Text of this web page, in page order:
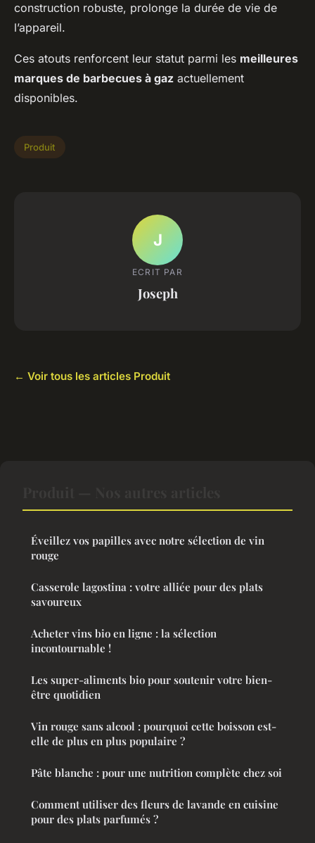
construction robuste, prolonge la durée de vie de
l’appareil.
Ces atouts renforcent leur statut parmi les meilleures
marques de barbecues à gaz actuellement
disponibles.
Produit
J
ECRIT PAR
Joseph
← Voir tous les articles Produit
Éveillez vos papilles avec notre sélection de vin
rouge
Casserole lagostina : votre alliée pour des plats
savoureux
Acheter vins bio en ligne : la sélection
incontournable !
Les super-aliments bio pour soutenir votre bien-
être quotidien
Vin rouge sans alcool : pourquoi cette boisson est-
elle de plus en plus populaire ?
Pâte blanche : pour une nutrition complète chez soi
Comment utiliser des fleurs de lavande en cuisine
pour des plats parfumés ?